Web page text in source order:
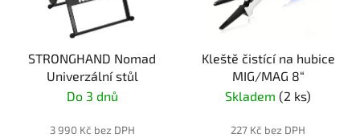
STRONGHAND Nomad
Univerzální stůl
Do 3 dnů
3 990 Kč bez DPH
Kleště čistící na hubice
MIG/MAG 8“
Skladem (2 ks)
227 Kč bez DPH